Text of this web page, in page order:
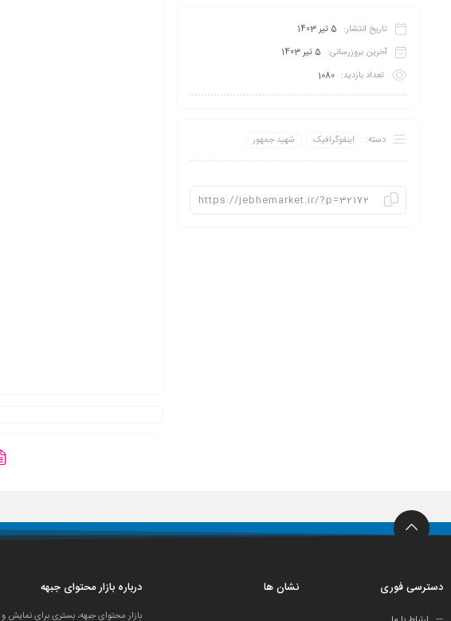
تاریخ انتشار: 5 تیر 1403
آخرین بروزرسانی: 5 تیر 1403
تعداد بازدید: 1080
دسته: اینفو‌گرافیک شهید جمهور
دسترسی فوری نشان ها درباره بازار محتوای جبهه
بازار محتوای جبهه، بستری برای نمایش